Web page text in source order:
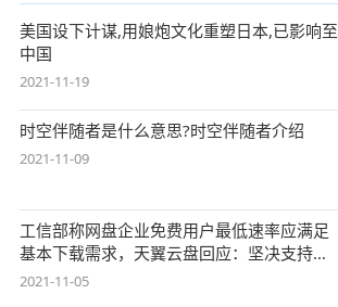
美国设下计谋,用娘炮文化重塑日本,已影响至
中国
2021-11-19
时空伴随者是什么意思?时空伴随者介绍
2021-11-09
工信部称网盘企业免费用户最低速率应满足
基本下载需求，天翼云盘回应：坚决支持，
始终
2021-11-05